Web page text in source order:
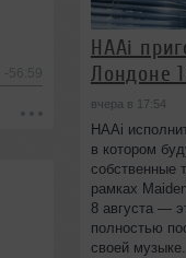
-56:59
HAAi
Лондоне
вчера в 17:54
HAAi
в котором
собственные
рамках
8 августа —
полностью
своей музыке.